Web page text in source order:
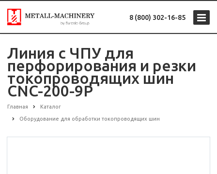
8 (800) 302-16-85
Линия с ЧПУ для
перфорирования и резки
токопроводящих шин
CNC-200-9P
Главная Каталог
Оборудование для обработки токопроводящих шин